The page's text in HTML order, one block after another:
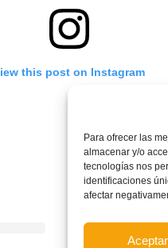
Para ofrecer las
almacenar y/o
tecnologías nos
identificaciones
afectar
Aceptar
this post on Instagram